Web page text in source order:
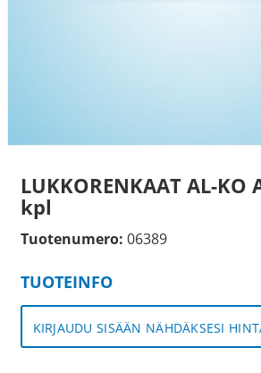
LUKKORENKAAT AL-KO
kpl
Tuotenumero: 06389
TUOTEINFO
KIRJAUDU SISÄÄN NÄHDÄKSESI